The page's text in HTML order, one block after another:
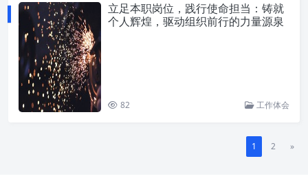
立足本职岗位，践行使命担当：铸就
个人辉煌，驱动组织前行的力量源泉
82 工作体会
1 2 »